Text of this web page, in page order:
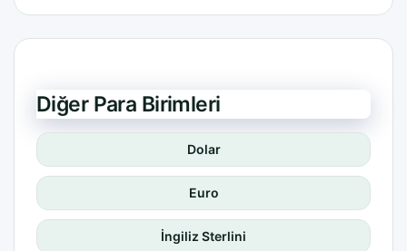
Diğer Para Birimleri
Dolar
Euro
İngiliz Sterlini